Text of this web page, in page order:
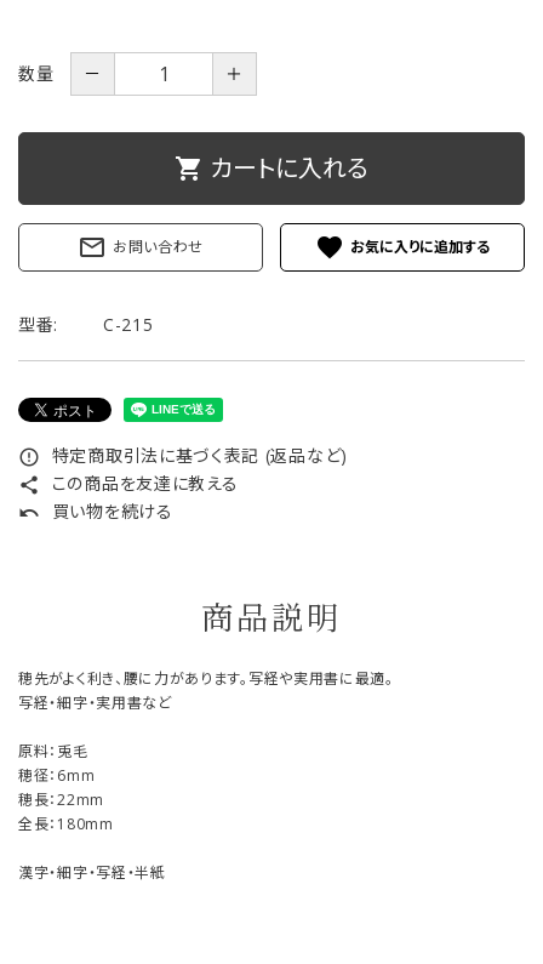
数量 － ＋
shopping_cart カートに入れる
mail_outline お問い合わせ favorite
型番: C-215
error_outline 特定商取引法に基づく表記 (返品など)
share この商品を友達に教える
undo 買い物を続ける
商品説明
穂先がよく利き、腰に力があります。写経や実用書に最適。
写経・細字・実用書など
原料：兎毛
穂径：6mm
穂長：22mm
全長：180mm
漢字・細字・写経・半紙